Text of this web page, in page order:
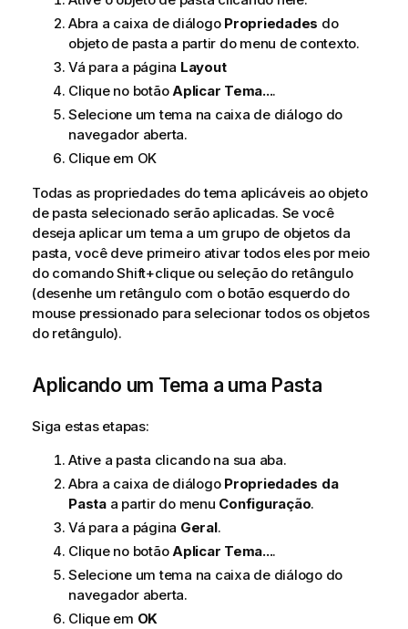
Abra a caixa de diálogo Propriedades do
objeto de pasta a partir do menu de contexto.
Vá para a página Layout
Clique no botão Aplicar Tema....
Selecione um tema na caixa de diálogo do
navegador aberta.
Clique em OK
Todas as propriedades do tema aplicáveis ao objeto
de pasta selecionado serão aplicadas. Se você
deseja aplicar um tema a um grupo de objetos da
pasta, você deve primeiro ativar todos eles por meio
do comando Shift+clique ou seleção do retângulo
(desenhe um retângulo com o botão esquerdo do
mouse pressionado para selecionar todos os objetos
do retângulo).
Aplicando um Tema a uma Pasta
Siga estas etapas:
Ative a pasta clicando na sua aba.
Abra a caixa de diálogo Propriedades da
Pastaa partir do menu Configuração.
Vá para a página Geral.
Clique no botão Aplicar Tema....
Selecione um tema na caixa de diálogo do
navegador aberta.
Clique em OK